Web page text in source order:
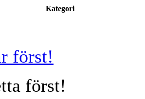
Kategori
först!
först!